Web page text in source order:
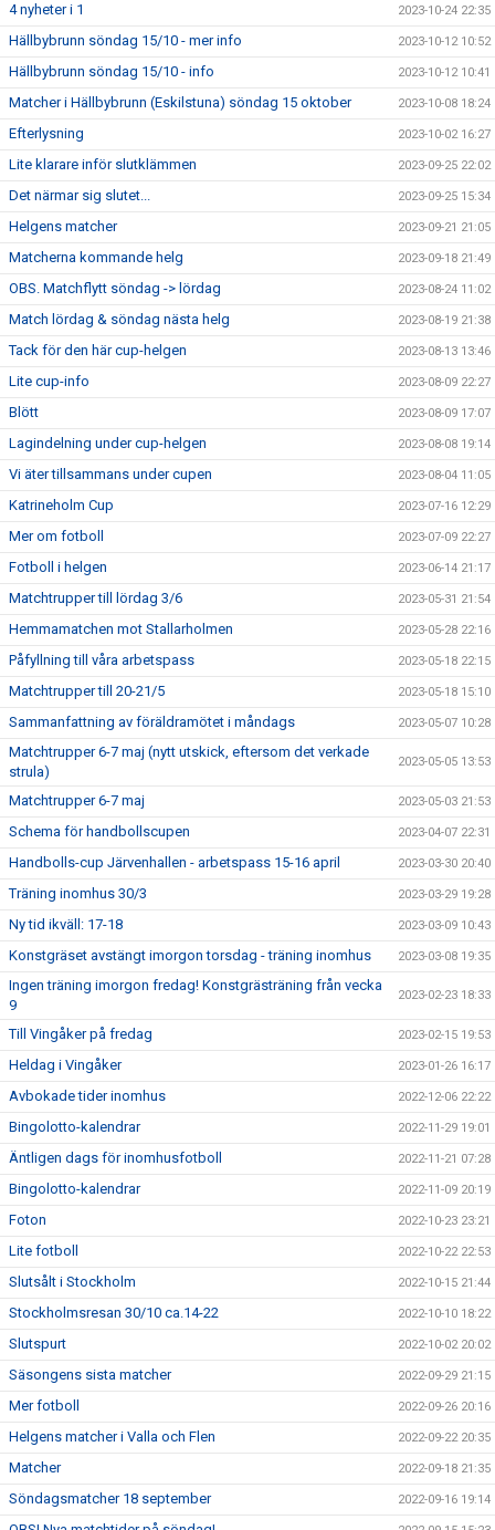
4 nyheter i 1 2023-10-24 22:35
Hällbybrunn söndag 15/10 - mer info 2023-10-12 10:52
Hällbybrunn söndag 15/10 - info 2023-10-12 10:41
Matcher i Hällbybrunn (Eskilstuna) söndag 15 oktober 2023-10-08 18:24
Efterlysning 2023-10-02 16:27
Lite klarare inför slutklämmen 2023-09-25 22:02
Det närmar sig slutet... 2023-09-25 15:34
Helgens matcher 2023-09-21 21:05
Matcherna kommande helg 2023-09-18 21:49
OBS. Matchflytt söndag -> lördag 2023-08-24 11:02
Match lördag & söndag nästa helg 2023-08-19 21:38
Tack för den här cup-helgen 2023-08-13 13:46
Lite cup-info 2023-08-09 22:27
Blött 2023-08-09 17:07
Lagindelning under cup-helgen 2023-08-08 19:14
Vi äter tillsammans under cupen 2023-08-04 11:05
Katrineholm Cup 2023-07-16 12:29
Mer om fotboll 2023-07-09 22:27
Fotboll i helgen 2023-06-14 21:17
Matchtrupper till lördag 3/6 2023-05-31 21:54
Hemmamatchen mot Stallarholmen 2023-05-28 22:16
Påfyllning till våra arbetspass 2023-05-18 22:15
Matchtrupper till 20-21/5 2023-05-18 15:10
Sammanfattning av föräldramötet i måndags 2023-05-07 10:28
Matchtrupper 6-7 maj (nytt utskick, eftersom det verkade
strula)
2023-05-05 13:53
Matchtrupper 6-7 maj 2023-05-03 21:53
Schema för handbollscupen 2023-04-07 22:31
Handbolls-cup Järvenhallen - arbetspass 15-16 april 2023-03-30 20:40
Träning inomhus 30/3 2023-03-29 19:28
Ny tid ikväll: 17-18 2023-03-09 10:43
Konstgräset avstängt imorgon torsdag - träning inomhus 2023-03-08 19:35
Ingen träning imorgon fredag! Konstgrästräning från vecka
9
2023-02-23 18:33
Till Vingåker på fredag 2023-02-15 19:53
Heldag i Vingåker 2023-01-26 16:17
Avbokade tider inomhus 2022-12-06 22:22
Bingolotto-kalendrar 2022-11-29 19:01
Äntligen dags för inomhusfotboll 2022-11-21 07:28
Bingolotto-kalendrar 2022-11-09 20:19
Foton 2022-10-23 23:21
Lite fotboll 2022-10-22 22:53
Slutsålt i Stockholm 2022-10-15 21:44
Stockholmsresan 30/10 ca.14-22 2022-10-10 18:22
Slutspurt 2022-10-02 20:02
Säsongens sista matcher 2022-09-29 21:15
Mer fotboll 2022-09-26 20:16
Helgens matcher i Valla och Flen 2022-09-22 20:35
Matcher 2022-09-18 21:35
Söndagsmatcher 18 september 2022-09-16 19:14